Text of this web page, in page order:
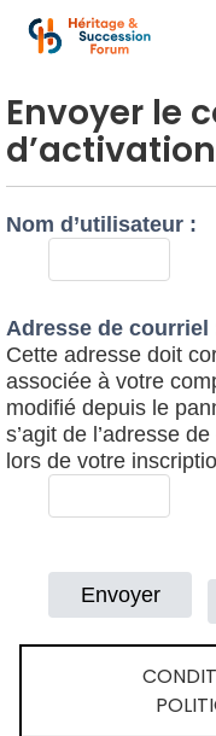
Envoyer le
d’activation
Nom d’utilisateur :
Adresse de courriel
Cette adresse doit
associée à votre
modifié depuis le
s’agit de l’adresse
lors de votre